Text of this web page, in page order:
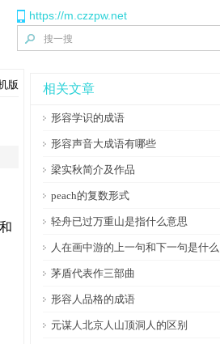
https://m.czzpw.net
版 相关文章
形容学识的成语
形容声音大成语有哪些
梁实秋简介及作品
peach的复数形式
轻舟已过万重山是指什么意思
人在画中游的上一句和下一句是什么
茅盾代表作三部曲
形容人品格的成语
元谋人北京人山顶洞人的区别